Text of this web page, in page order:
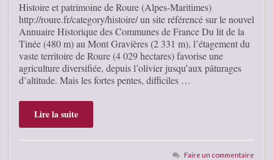
Histoire et patrimoine de Roure (Alpes-Maritimes)
http://roure.fr/category/histoire/ un site référencé sur le nouvel
Annuaire Historique des Communes de France Du lit de la
Tinée (480 m) au Mont Gravières (2 331 m), l’étagement du
vaste territoire de Roure (4 029 hectares) favorise une
agriculture diversifiée, depuis l’olivier jusqu’aux pâturages
d’altitude. Mais les fortes pentes, difficiles …
Lire la suite
Faire un commentaire